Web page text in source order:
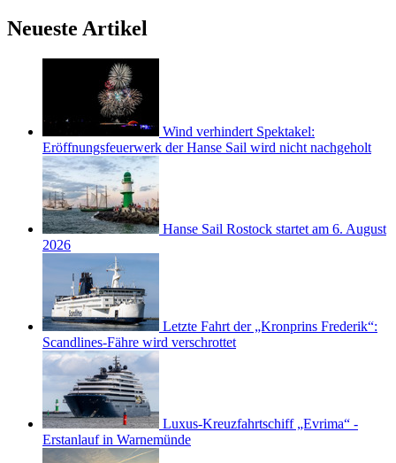
Neueste Artikel
Wind verhindert Spektakel:
Eröffnungsfeuerwerk der Hanse Sail wird nicht nachgeholt
Hanse Sail Rostock startet am 6. August
2026
Letzte Fahrt der „Kronprins Frederik“:
Scandlines-Fähre wird verschrottet
Luxus-Kreuzfahrtschiff „Evrima“ -
Erstanlauf in Warnemünde